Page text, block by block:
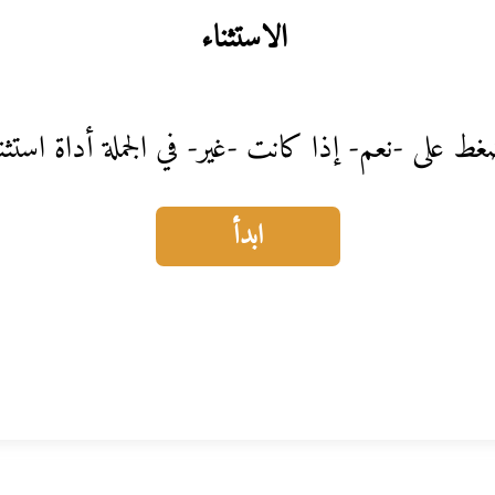
الاستثناء
على -نعم- إذا كانت -غير- في الجملة أداة